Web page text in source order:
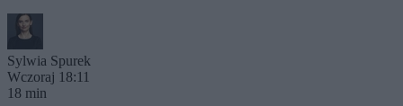
Sylwia Spurek
Wczoraj 18:11
18 min